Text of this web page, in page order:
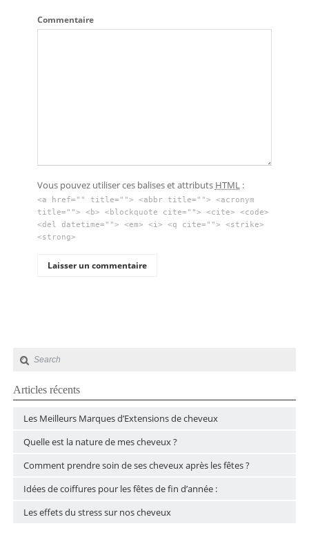
Commentaire
Vous pouvez utiliser ces balises et attributs HTML:
<a href="" title=""> <abbr title=""> <acronym
title=""> <b> <blockquote cite=""> <cite> <code>
<del datetime=""> <em> <i> <q cite=""> <strike>
<strong>
Articles récents
Les Meilleurs Marques d’Extensions de cheveux
Quelle est la nature de mes cheveux ?
Comment prendre soin de ses cheveux après les fêtes ?
Idées de coiffures pour les fêtes de fin d’année :
Les effets du stress sur nos cheveux